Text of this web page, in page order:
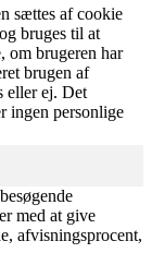
sættes af cookie
bruges til at
om brugeren har
brugen af
eller ej. Det
ingen personlige
med at give
afvisningsprocent,